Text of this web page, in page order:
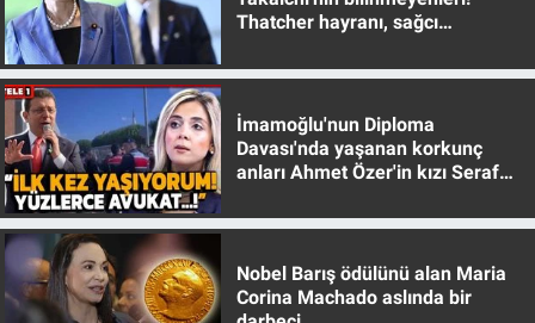
Thatcher hayranı, sağcı
İmamoğlu'nun Diploma
Davası'nda yaşanan korkunç
anları Ahmet Özer'in kızı Seraf
Nobel Barış ödülünü alan Maria
Corina Machado aslında bir